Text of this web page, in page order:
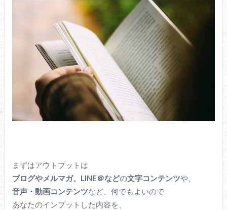
まずはアウトプットは
ブログやメルマガ、LINE＠などの文字コンテンツや、
音声・動画コンテンツなど、何でもよいので
あなたのインプットした内容を、